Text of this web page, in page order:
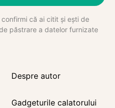
că ai citit și ești de
păstrare a datelor furnizate
Despre autor
Gadgeturile calatorului